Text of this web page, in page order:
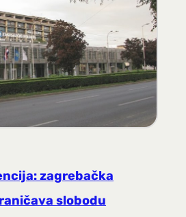
zagrebačka
slobodu